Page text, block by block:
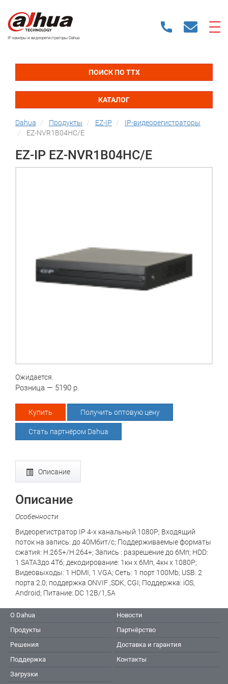
IP камеры и видеорегистраторы Dahua
ПОИСК ПО ТТХ
КАТАЛОГ
Dahua Продукты EZ-IP
IP-видеорегистраторы
EZ-NVR1B04HC/E
EZ-IP EZ-NVR1B04HC/E
Ожидается.
Розница — 5190 р.
Купить Получить оптовую цену
Стать партнёром Dahua
Описание
Описание
Особенности
Видеорегистратор IP 4-х канальный 1080Р; Входящий
поток на запись: до 40Мбит/с; Поддерживаемые форматы
сжатия: H.265+/H.264+; Запись : разрешение до 6Мп; HDD:
1 SATA3до 4Тб; декодирование: 1кн х 6Мп, 4кн х 1080Р;
Видеовыходы: 1 HDMI, 1 VGA; Сеть: 1 порт 100Mb; USB: 2
порта 2.0; поддержка ONVIF ,SDK, CGI; Поддержка: iOS,
Android; Питание: DC 12В/1,5А
О Dahua
Продукты
Решения
Поддержка
Загрузки
Новости
Партнёрство
Доставка и гарантия
Контакты